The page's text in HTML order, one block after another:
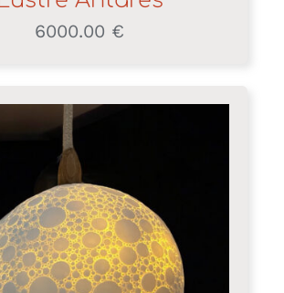
6000.00 €